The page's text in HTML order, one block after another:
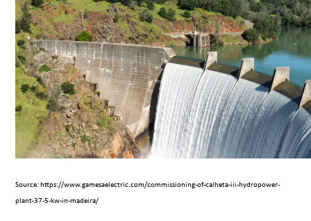
Source: https://www.gamesaelectric.com/commissioning-of-calheta-iii-hydropower-
plant-37-5-kw-in-madeira/